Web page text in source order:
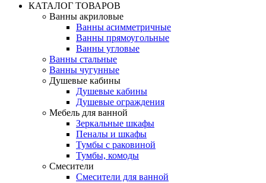
КАТАЛОГ ТОВАРОВ
Ванны акриловые
Ванны асимметричные
Ванны прямоугольные
Ванны угловые
Ванны стальные
Ванны чугунные
Душевые кабины
Душевые кабины
Душевые ограждения
Мебель для ванной
Зеркальные шкафы
Пеналы и шкафы
Тумбы с раковиной
Тумбы, комоды
Смесители
Смесители для ванной